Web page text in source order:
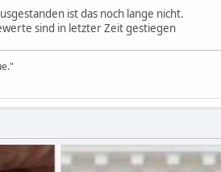
ist das noch lange nicht.
sind in letzter Zeit gestiegen